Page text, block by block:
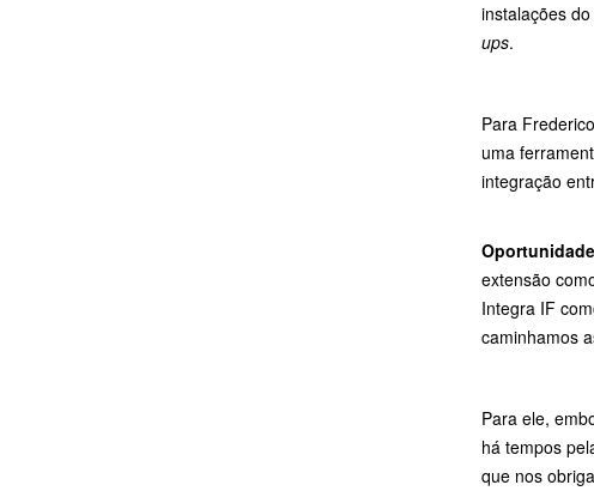
instalações
ups.
Para
uma
integração
extensão
Integra IF
caminhamos
Para ele,
há tempos
que nos